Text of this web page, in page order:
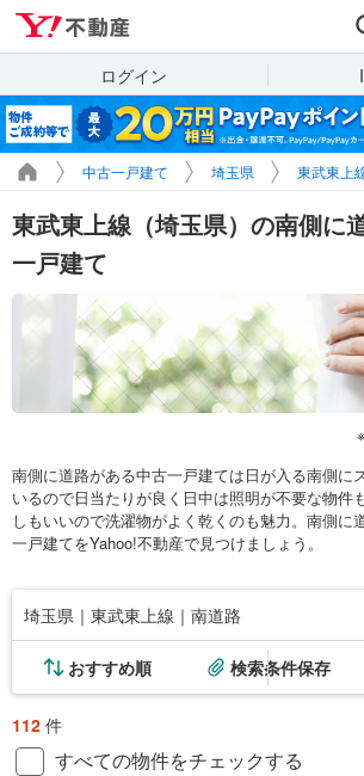
ログイン
中古一戸建て 埼玉県 東武東上
東武東上線（埼玉県）の南側に
一戸建て
南側に道路がある中古一戸建ては日が入る南側に
いるので日当たりが良く日中は照明が不要な物件
しもいいので洗濯物がよく乾くのも魅力。南側に
一戸建てをYahoo!不動産で見つけましょう。
埼玉県｜東武東上線｜南道路
おすすめ順 検索条件保存
112 件
すべての物件をチェックする